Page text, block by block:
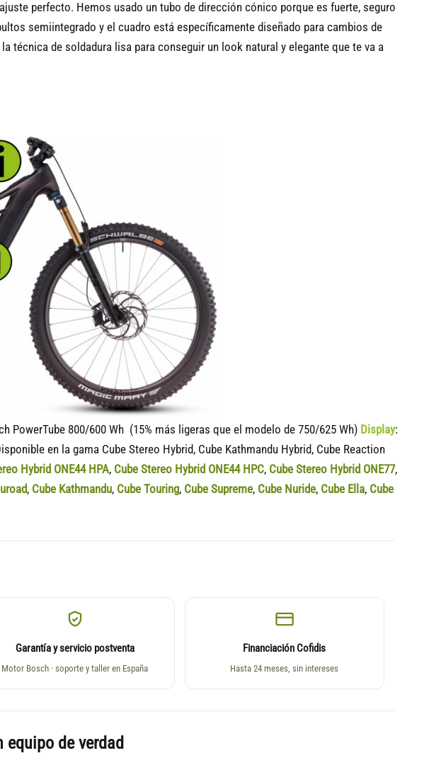
perfecto. Hemos usado un tubo de dirección cónico porque es fuerte, seguro
semiintegrado y el cuadro está específicamente diseñado para cambios de
técnica de soldadura lisa para conseguir un look natural y elegante que te va a
PowerTube 800/600 Wh (15% más ligeras que el modelo de 750/625 Wh) Display:
en la gama Cube Stereo Hybrid, Cube Kathmandu Hybrid, Cube Reaction
Hybrid ONE44 HPA, Cube Stereo Hybrid ONE44 HPC, Cube Stereo Hybrid ONE77,
, Cube Kathmandu, Cube Touring, Cube Supreme, Cube Nuride, Cube Ella, Cube
Garantía y servicio postventa
Motor Bosch · soporte y taller en España
Financiación Cofidis
Hasta 24 meses, sin intereses
equipo de verdad